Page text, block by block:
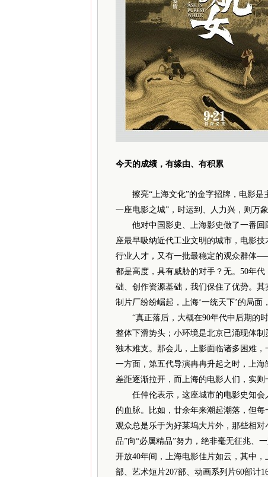
今天的成绩， 有缘由、有积累
擦亮“上海文化”的金字招牌，电影是
一座电影之城”，时运到、人力兴，则万象
他对中国影史、上海影史做了一番回
座最早吸纳近代工业文明的城市，电影
行业人才，又有一批最稳定的观众群体
都是高度，具有威胁的对手？无。50年
础、创作资源基础，我们保住了优势。
制片厂纷纷崛起，上海‘一统天下’的局面
“真正落后，大概在90年代中后期的时
整体下滑势头；小环境是北京已涌现体
独木难支。那会儿，上影面临诸多困难
一方面，第五代导演冉冉升起之时，上海
差距逐渐拉开，而上海的电影人们，实
任仲伦表示，这座城市的电影史知会
的血脉。比如，廿余年来潮起潮落，但
观众总是乐于为好莱坞大片外，那些相
品”向“必属精品”努力，绝非毫无征兆、
开放40年间，上海电影佳片如云，其中
部、艺术短片207部、动画系列片60部计